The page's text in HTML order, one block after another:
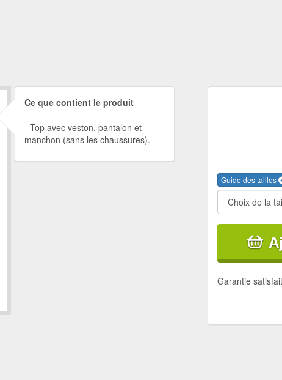
Ce que contient le produit
Top avec veston, pantalon et
manchon (sans les chaussures).
Guide des tailles
Garantie